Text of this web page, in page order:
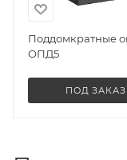
Поддомкратные
ОПД5
ПОД ЗАКАЗ